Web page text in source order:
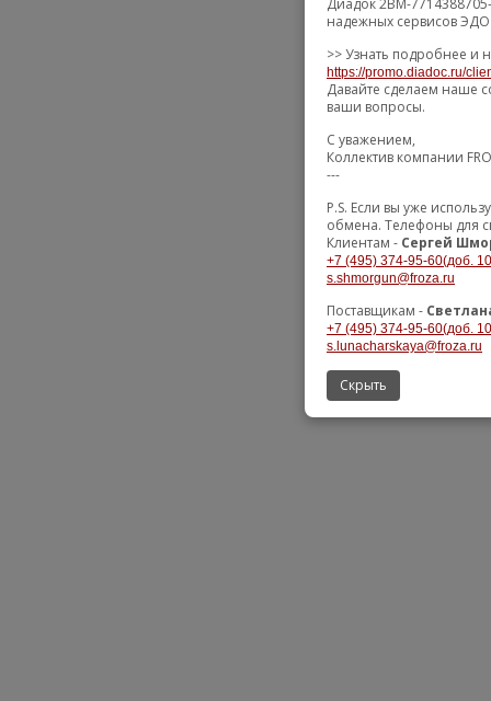
Диадок 2BM-
надежных сервисов
>> Узнать подробнее и
https://promo.diadoc.ru/
Давайте сделаем наше
ваши вопросы.
С уважением,
Коллектив компании
---
P.S. Если вы уже
обмена. Телефоны для
Клиентам - Сергей
+7 (495) 374-95-60(доб.
s.shmorgun@froza.ru
Поставщикам -
+7 (495) 374-95-60(доб.
s.lunacharskaya@froza.ru
Скрыть